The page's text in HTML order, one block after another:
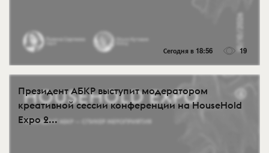
Сегодня в 18:56 19
Президент АБКР выступит модератором
креативной сессии конференции на HouseHold
Expo 2...